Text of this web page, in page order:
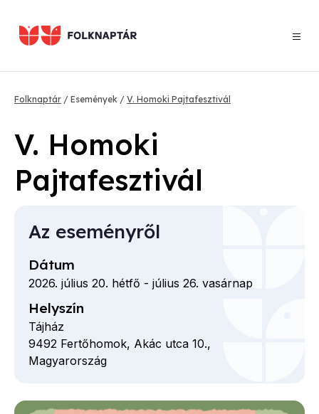
tartalomra
Morzsa
Folknaptár Események V. Homoki Pajtafesztivál
V. Homoki
Pajtafesztivál
Az eseményről
Dátum
2026. július 20. hétfő - július 26. vasárnap
Helyszín
Tájház
9492 Fertőhomok, Akác utca 10.,
Magyarország